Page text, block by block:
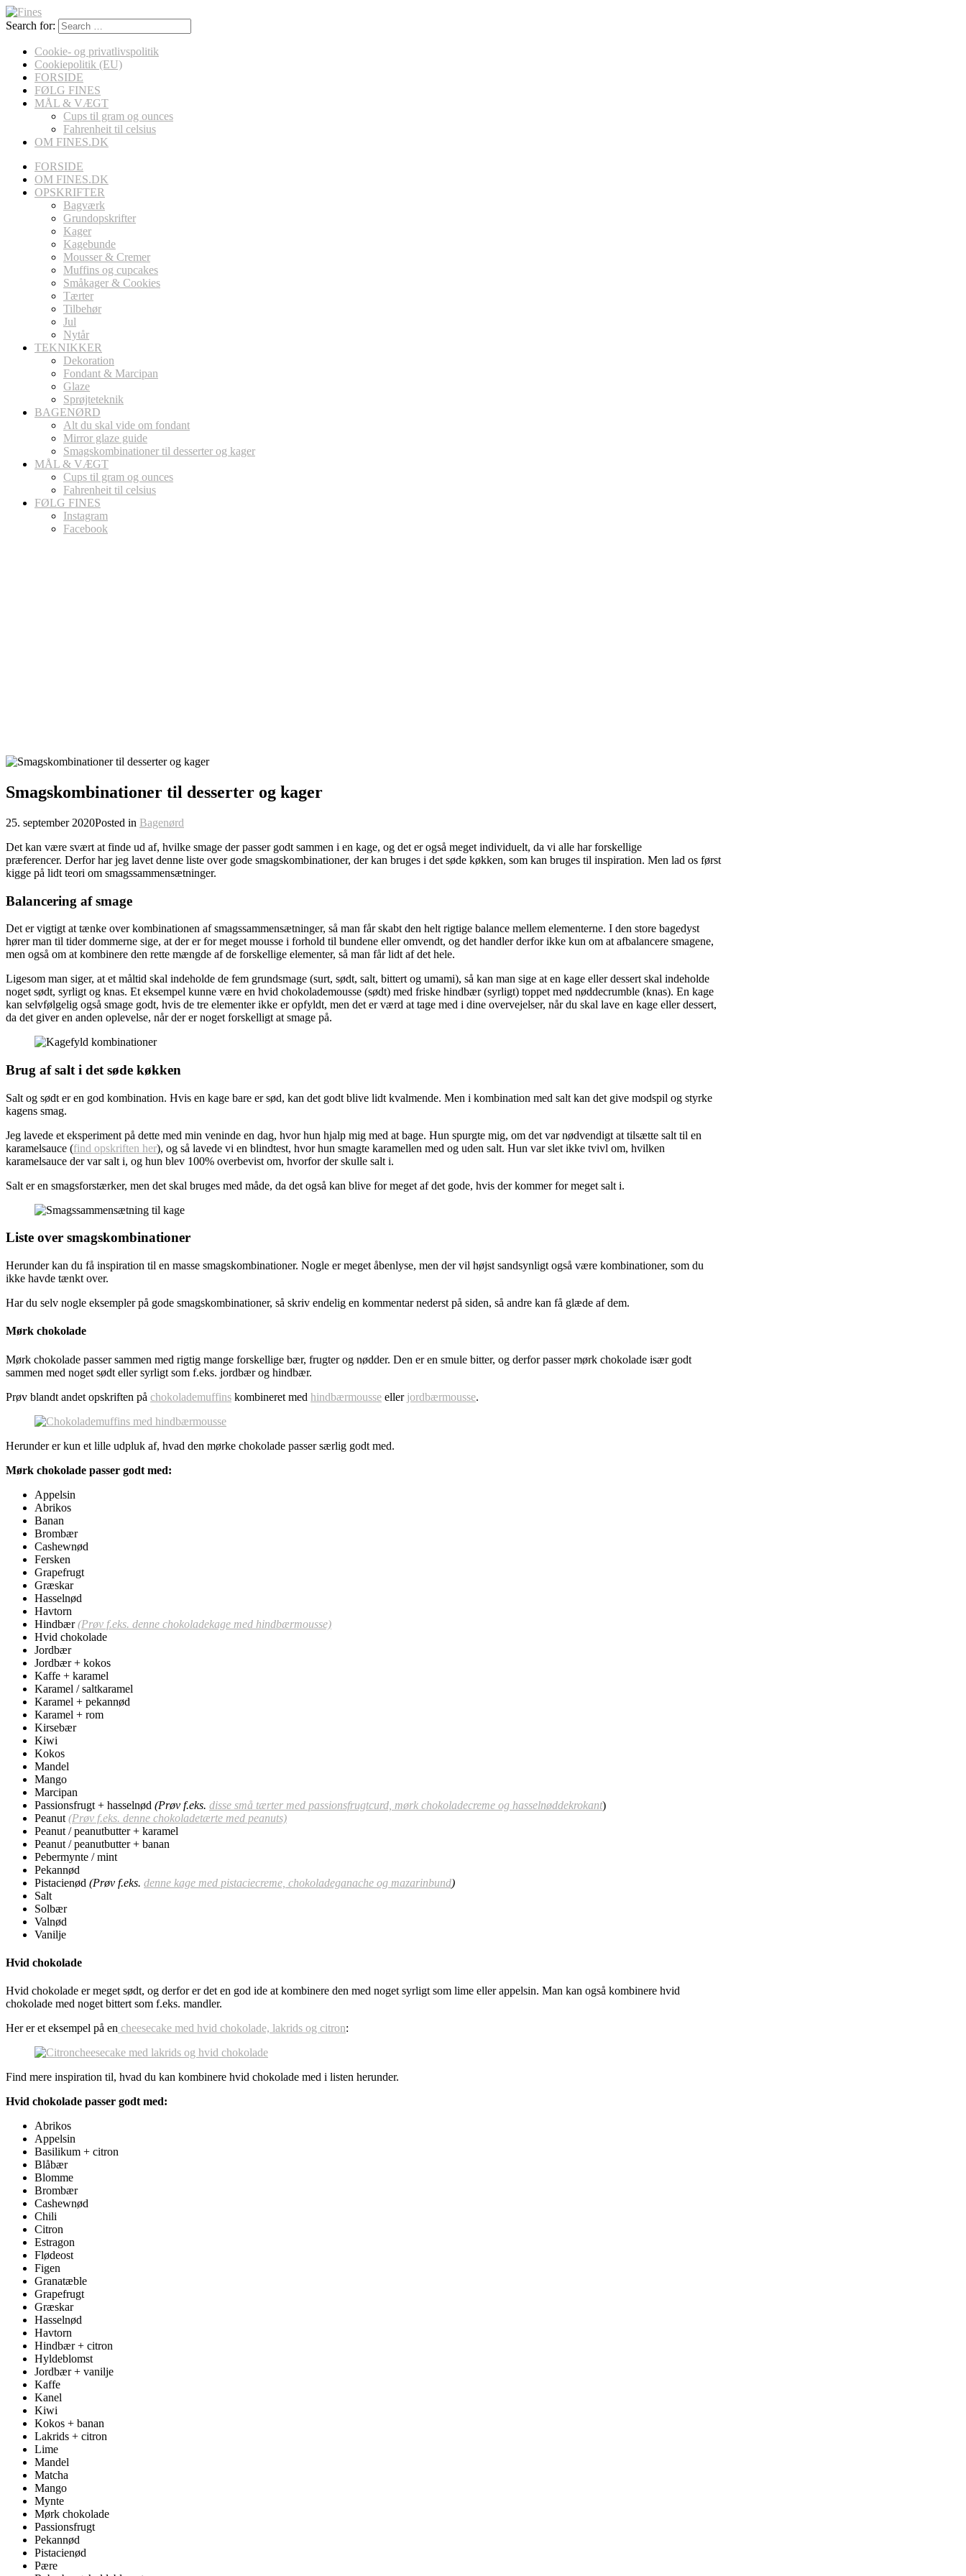
Search for:
Cookie- og privatlivspolitik
Cookiepolitik (EU)
FORSIDE
FØLG FINES
MÅL & VÆGT
Cups til gram og ounces
Fahrenheit til celsius
OM FINES.DK
FORSIDE
OM FINES.DK
OPSKRIFTER
Bagværk
Grundopskrifter
Kager
Kagebunde
Mousser & Cremer
Muffins og cupcakes
Småkager & Cookies
Tærter
Tilbehør
Jul
Nytår
TEKNIKKER
Dekoration
Fondant & Marcipan
Glaze
Sprøjteteknik
BAGENØRD
Alt du skal vide om fondant
Mirror glaze guide
Smagskombinationer til desserter og kager
MÅL & VÆGT
Cups til gram og ounces
Fahrenheit til celsius
FØLG FINES
Instagram
Facebook
Smagskombinationer til desserter og kager
25. september 2020Posted in Bagenørd
Det kan være svært at finde ud af, hvilke smage der passer godt sammen i en kage, og det er også meget individuelt, da vi alle har forskellige
præferencer. Derfor har jeg lavet denne liste over gode smagskombinationer, der kan bruges i det søde køkken, som kan bruges til inspiration. Men lad os først
kigge på lidt teori om smagssammensætninger.
Balancering af smage
Det er vigtigt at tænke over kombinationen af smagssammensætninger, så man får skabt den helt rigtige balance mellem elementerne. I den store bagedyst
hører man til tider dommerne sige, at der er for meget mousse i forhold til bundene eller omvendt, og det handler derfor ikke kun om at afbalancere smagene,
men også om at kombinere den rette mængde af de forskellige elementer, så man får lidt af det hele.
Ligesom man siger, at et måltid skal indeholde de fem grundsmage (surt, sødt, salt, bittert og umami), så kan man sige at en kage eller dessert skal indeholde
noget sødt, syrligt og knas. Et eksempel kunne være en hvid chokolademousse (sødt) med friske hindbær (syrligt) toppet med nøddecrumble (knas). En kage
kan selvfølgelig også smage godt, hvis de tre elementer ikke er opfyldt, men det er værd at tage med i dine overvejelser, når du skal lave en kage eller dessert,
da det giver en anden oplevelse, når der er noget forskelligt at smage på.
Brug af salt i det søde køkken
Salt og sødt er en god kombination. Hvis en kage bare er sød, kan det godt blive lidt kvalmende. Men i kombination med salt kan det give modspil og styrke
kagens smag.
Jeg lavede et eksperiment på dette med min veninde en dag, hvor hun hjalp mig med at bage. Hun spurgte mig, om det var nødvendigt at tilsætte salt til en
karamelsauce (find opskriften her), og så lavede vi en blindtest, hvor hun smagte karamellen med og uden salt. Hun var slet ikke tvivl om, hvilken
karamelsauce der var salt i, og hun blev 100% overbevist om, hvorfor der skulle salt i.
Salt er en smagsforstærker, men det skal bruges med måde, da det også kan blive for meget af det gode, hvis der kommer for meget salt i.
Liste over smagskombinationer
Herunder kan du få inspiration til en masse smagskombinationer. Nogle er meget åbenlyse, men der vil højst sandsynligt også være kombinationer, som du
ikke havde tænkt over.
Har du selv nogle eksempler på gode smagskombinationer, så skriv endelig en kommentar nederst på siden, så andre kan få glæde af dem.
Mørk chokolade
Mørk chokolade passer sammen med rigtig mange forskellige bær, frugter og nødder. Den er en smule bitter, og derfor passer mørk chokolade især godt
sammen med noget sødt eller syrligt som f.eks. jordbær og hindbær.
Prøv blandt andet opskriften på chokolademuffins kombineret med hindbærmousse eller jordbærmousse.
Herunder er kun et lille udpluk af, hvad den mørke chokolade passer særlig godt med.
Mørk chokolade passer godt med:
Appelsin
Abrikos
Banan
Brombær
Cashewnød
Fersken
Grapefrugt
Græskar
Hasselnød
Havtorn
Hindbær(Prøv f.eks. denne chokoladekage med hindbærmousse)
Hvid chokolade
Jordbær
Jordbær + kokos
Kaffe + karamel
Karamel / saltkaramel
Karamel + pekannød
Karamel + rom
Kirsebær
Kiwi
Kokos
Mandel
Mango
Marcipan
Passionsfrugt + hasselnød (Prøv f.eks. disse små tærter med passionsfrugtcurd, mørk chokoladecreme og hasselnøddekrokant)
Peanut (Prøv f.eks. denne chokoladetærte med peanuts)
Peanut / peanutbutter + karamel
Peanut / peanutbutter + banan
Pebermynte / mint
Pekannød
Pistacienød (Prøv f.eks. denne kage med pistaciecreme, chokoladeganache og mazarinbund)
Salt
Solbær
Valnød
Vanilje
Hvid chokolade
Hvid chokolade er meget sødt, og derfor er det en god ide at kombinere den med noget syrligt som lime eller appelsin. Man kan også kombinere hvid
chokolade med noget bittert som f.eks. mandler.
Her er et eksempel på en cheesecake med hvid chokolade, lakrids og citron:
Find mere inspiration til, hvad du kan kombinere hvid chokolade med i listen herunder.
Hvid chokolade passer godt med:
Abrikos
Appelsin
Basilikum + citron
Blåbær
Blomme
Brombær
Cashewnød
Chili
Citron
Estragon
Flødeost
Figen
Granatæble
Grapefrugt
Græskar
Hasselnød
Havtorn
Hindbær + citron
Hyldeblomst
Jordbær + vanilje
Kaffe
Kanel
Kiwi
Kokos + banan
Lakrids + citron
Lime
Mandel
Matcha
Mango
Mynte
Mørk chokolade
Passionsfrugt
Pekannød
Pistacienød
Pære